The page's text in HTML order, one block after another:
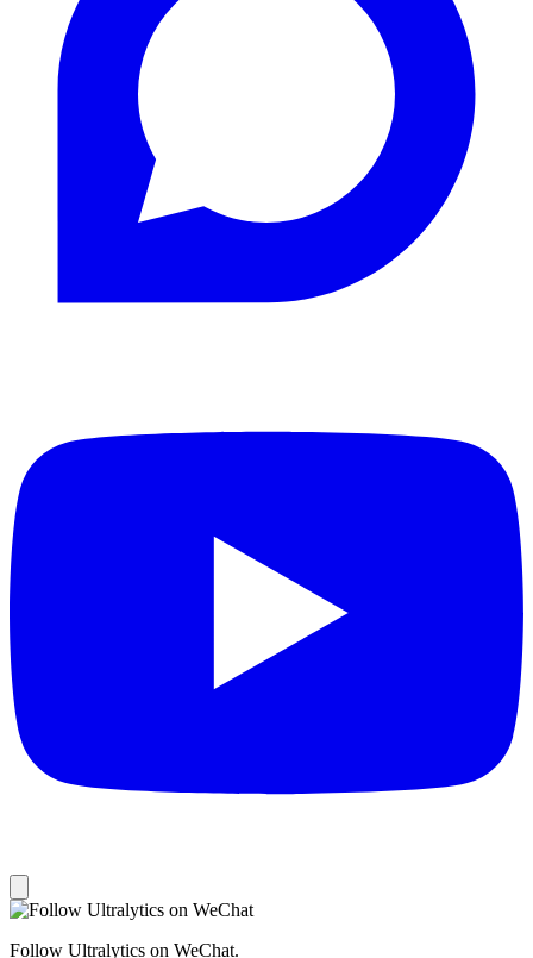
Follow Ultralytics on WeChat.